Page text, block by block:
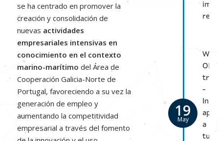
se ha centrado en promover la
creación y consolidación de
nuevas actividades
empresariales intensivas en
conocimiento en el contexto
marino-marítimo del Área de
Cooperación Galicia-Norte de
Portugal, favoreciendo a su vez la
generación de empleo y
aumentando la competitividad
empresarial a través del fomento
real
19
May
-
a
tu